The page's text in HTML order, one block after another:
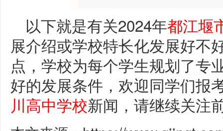
以下就是有关2024年都江堰
展介绍或学校特长化发展好不
点，学校为每个学生规划了专
好的发展条件，欢迎同学们报
川高中学校新闻，请继续关注